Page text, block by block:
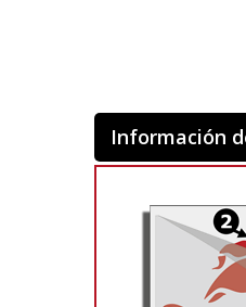
Información